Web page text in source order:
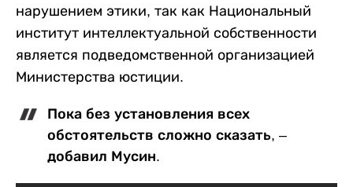
нарушением этики, так как Национальный
институт интеллектуальной собственности
является подведомственной организацией
Министерства юстиции.
Пока без установления всех
обстоятельств сложно сказать, –
добавил Мусин.